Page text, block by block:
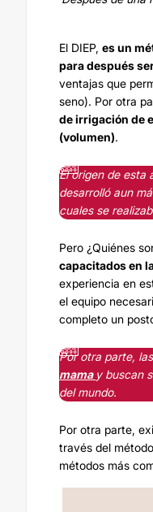
El DIEP, es un
para después
ventajas que
seno). Por otra
de irrigación de
(volumen).
El origen de esta
desarrolló aun
cuales se
Pero ¿Quiénes
capacitados en
experiencia en
el equipo
completo un
Por otra parte,
mama y buscan
del mundo.
Por otra parte,
través del
métodos más